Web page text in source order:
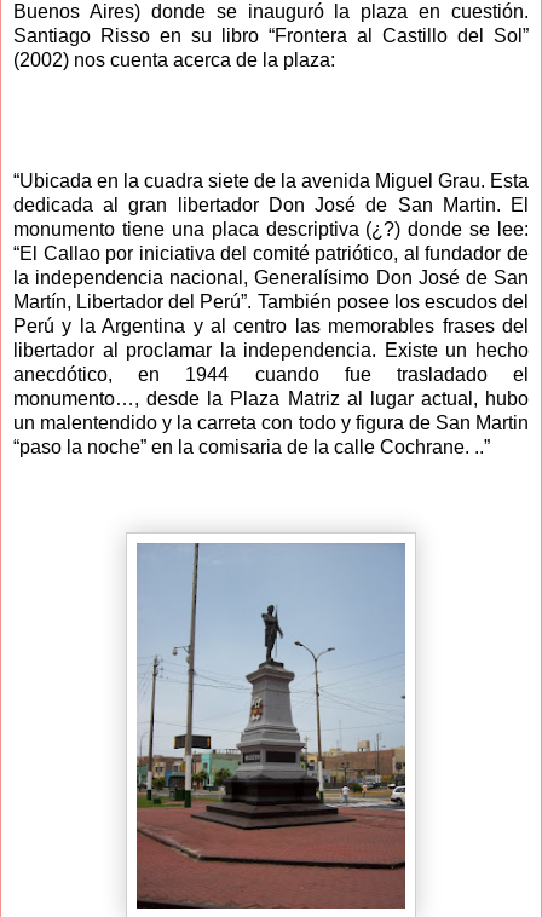
Buenos Aires) donde se inauguró la plaza en cuestión.
Santiago Risso en su libro “Frontera al Castillo del Sol”
(2002) nos cuenta acerca de la plaza:
“Ubicada en la cuadra siete de la avenida Miguel Grau. Esta
dedicada al gran libertador Don José de San Martin. El
monumento tiene una placa descriptiva (¿?) donde se lee:
“El Callao por iniciativa del comité patriótico, al fundador de
la independencia nacional, Generalísimo Don José de San
Martín, Libertador del Perú”. También posee los escudos del
Perú y la Argentina y al centro las memorables frases del
libertador al proclamar la independencia. Existe un hecho
anecdótico, en 1944 cuando fue trasladado el
monumento…, desde la Plaza Matriz al lugar actual, hubo
un malentendido y la carreta con todo y figura de San Martin
“paso la noche” en la comisaria de la calle Cochrane. ..”